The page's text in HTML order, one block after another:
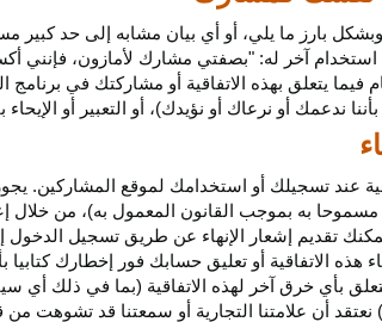
بارز ما يلي، أو أي بيان مشابه إلى حد
استخدام آخر له: "بصفتي مشارك لأمازون، فإنني
فيما يتعلق بهذه الاتفاقية أو مشاركتك في
بأننا ندعمك أو نرعاك أو نؤيدك)، أو التعبير أو
عند تسجيلك أو استخدامك لموقع المشاركين.
مسموحا به بموجب القانون المعمول به)، من خلال
يمكنك تقديم إشعار الإنهاء عن طريق تسجيل
هذه الاتفاقية أو تعليق حسابك فور إخطارك
بأي خرق آخر لهذه الاتفاقية (بما في ذلك أي
نعتقد أن علامتنا التجارية أو سمعتنا قد تشوهت